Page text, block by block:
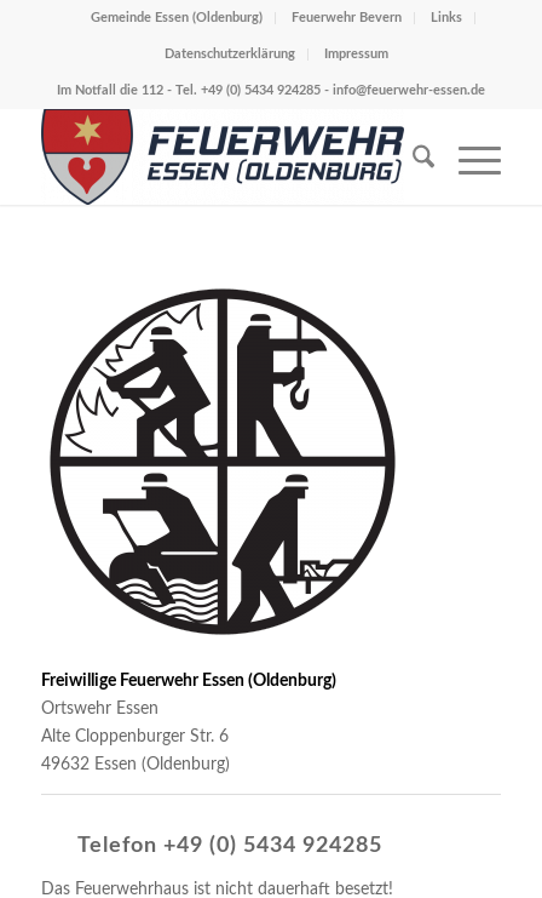
Gemeinde Essen (Oldenburg) Feuerwehr Bevern Links
Datenschutzerklärung Impressum
Im Notfall die 112 - Tel. +49 (0) 5434 924285 - info@feuerwehr-essen.de
Freiwillige Feuerwehr Essen (Oldenburg)
Ortswehr Essen
Alte Cloppenburger Str. 6
49632 Essen (Oldenburg)
Telefon +49 (0) 5434 924285
Das Feuerwehrhaus ist nicht dauerhaft besetzt!